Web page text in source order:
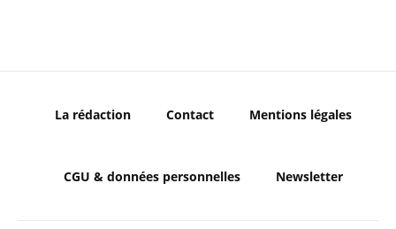
La rédaction Contact Mentions légales
CGU & données personnelles Newsletter